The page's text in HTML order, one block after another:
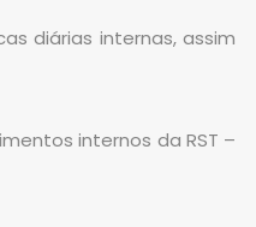
diárias internas, assim
internos da RST –